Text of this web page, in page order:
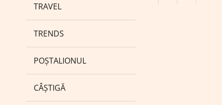
TRAVEL
TRENDS
POȘTALIONUL
CÂȘTIGĂ